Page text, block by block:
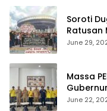
Soroti
Ratusan
Kantor
June 29,
Massa
M-Desak
June 22,